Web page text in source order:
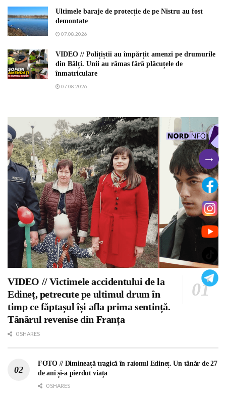
Ultimele baraje de protecție de pe Nistru au fost
demontate
07.08.2026
VIDEO // Polițiștii au împărțit amenzi pe drumurile
din Bălți. Unii au rămas fără plăcuțele de
înmatriculare
07.08.2026
VIDEO // Victimele accidentului de la
Edineț, petrecute pe ultimul drum în
timp ce făptașul își afla prima sentință.
Tânărul revenise din Franța
0 SHARES
FOTO // Dimineață tragică în raionul Edineț. Un tânăr de 27
de ani și-a pierdut viața
0 SHARES
→